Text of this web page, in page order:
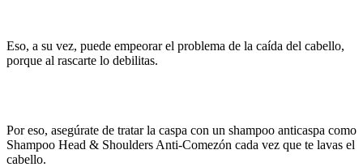
Eso, a su vez, puede empeorar el problema de la caída del cabello,
porque al rascarte lo debilitas.
Por eso, asegúrate de tratar la caspa con un shampoo anticaspa como
Shampoo Head & Shoulders Anti-Comezón cada vez que te lavas el
cabello.